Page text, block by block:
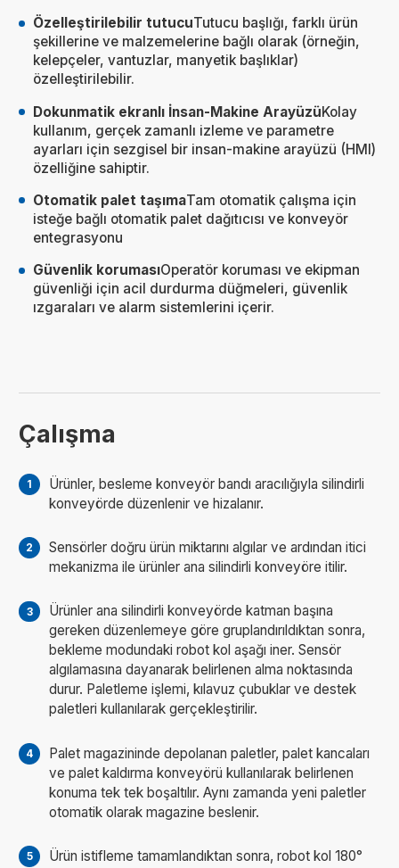
Özelleştirilebilir tutucuTutucu başlığı, farklı ürün
şekillerine ve malzemelerine bağlı olarak (örneğin,
kelepçeler, vantuzlar, manyetik başlıklar)
özelleştirilebilir.
Dokunmatik ekranlı İnsan-Makine ArayüzüKolay
kullanım, gerçek zamanlı izleme ve parametre
ayarları için sezgisel bir insan-makine arayüzü (HMI)
özelliğine sahiptir.
Otomatik palet taşımaTam otomatik çalışma için
isteğe bağlı otomatik palet dağıtıcısı ve konveyör
entegrasyonu
Güvenlik korumasıOperatör koruması ve ekipman
güvenliği için acil durdurma düğmeleri, güvenlik
ızgaraları ve alarm sistemlerini içerir.
Çalışma
Ürünler, besleme konveyör bandı aracılığıyla silindirli
konveyörde düzenlenir ve hizalanır.
Sensörler doğru ürün miktarını algılar ve ardından itici
mekanizma ile ürünler ana silindirli konveyöre itilir.
Ürünler ana silindirli konveyörde katman başına
gereken düzenlemeye göre gruplandırıldıktan sonra,
bekleme modundaki robot kol aşağı iner. Sensör
algılamasına dayanarak belirlenen alma noktasında
durur. Paletleme işlemi, kılavuz çubuklar ve destek
paletleri kullanılarak gerçekleştirilir.
Palet magazininde depolanan paletler, palet kancaları
ve palet kaldırma konveyörü kullanılarak belirlenen
konuma tek tek boşaltılır. Aynı zamanda yeni paletler
otomatik olarak magazine beslenir.
Ürün istifleme tamamlandıktan sonra, robot kol 180°